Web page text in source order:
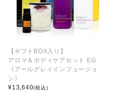
【ギフトBOX入り】
アロマ＆ボディケアセット EG
《アールグレイインフュージョ
ン》
¥13,640(税込)